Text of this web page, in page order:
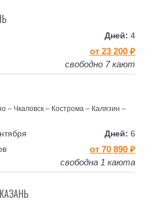
4
от 23 200 ₽
свободно 7 кают
6
– Чкаловск – Кострома – Калязин –
от 70 890 ₽
свободна 1 каюта